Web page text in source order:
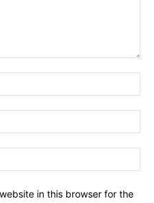
in this browser for the